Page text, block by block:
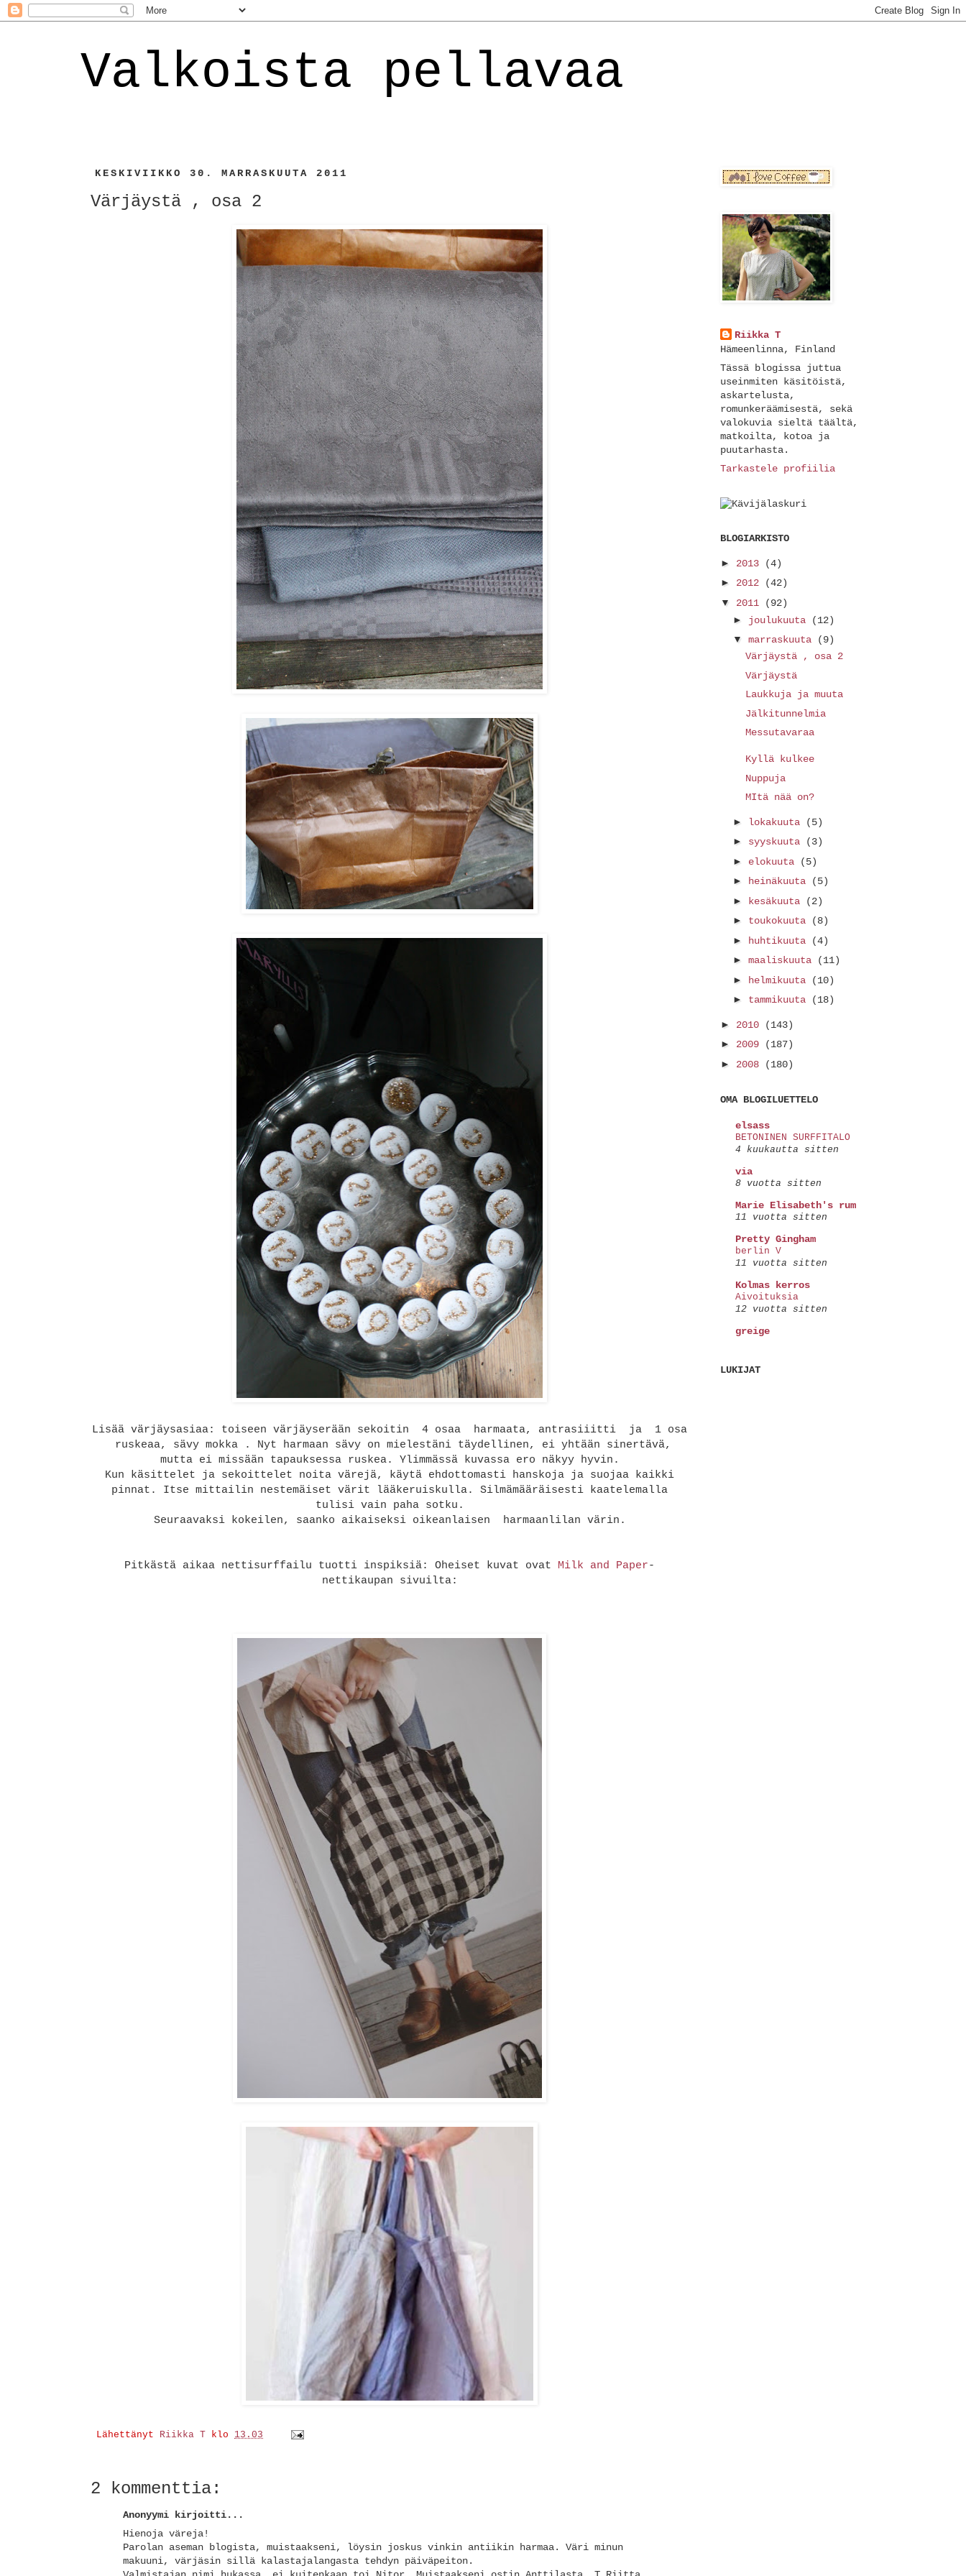
Valkoista pellavaa
KESKIVIIKKO 30. MARRASKUUTA 2011
Värjäystä , osa 2
Lisää värjäysasiaa: toiseen värjäyserään sekoitin 4 osaa harmaata, antrasiiitti ja 1 osa
ruskeaa, sävy mokka . Nyt harmaan sävy on mielestäni täydellinen, ei yhtään sinertävä,
mutta ei missään tapauksessa ruskea. Ylimmässä kuvassa ero näkyy hyvin.
Kun käsittelet ja sekoittelet noita värejä, käytä ehdottomasti hanskoja ja suojaa kaikki
pinnat. Itse mittailin nestemäiset värit lääkeruiskulla. Silmämääräisesti kaatelemalla
tulisi vain paha sotku.
Seuraavaksi kokeilen, saanko aikaiseksi oikeanlaisen harmaanlilan värin.
Pitkästä aikaa nettisurffailu tuotti inspiksiä: Oheiset kuvat ovat Milk and Paper-
nettikaupan sivuilta:
Lähettänyt Riikka T klo 13.03
2 kommenttia:
Anonyymi kirjoitti...
Hienoja väreja!
Parolan aseman blogista, muistaakseni, löysin joskus vinkin antiikin harmaa. Väri minun
makuuni, värjäsin sillä kalastajalangasta tehdyn päiväpeiton.
Riikka T
Hämeenlinna, Finland
Tässä blogissa juttua
useinmiten käsitöistä,
askartelusta,
romunkeräämisestä, sekä
valokuvia sieltä täältä,
matkoilta, kotoa ja
puutarhasta.
Tarkastele profiilia
BLOGIARKISTO
► 2013
(4)
► 2012
(42)
▼ 2011
(92)
► joulukuuta
(12)
▼ marraskuuta
(9)
Värjäystä , osa 2
Värjäystä
Laukkuja ja muuta
Jälkitunnelmia
Messutavaraa
Kyllä kulkee
Nuppuja
MItä nää on?
► lokakuuta
(5)
► syyskuuta
(3)
► elokuuta
(5)
►
heinäkuuta
(5)
► kesäkuuta
(2)
► toukokuuta
(8)
► huhtikuuta
(4)
► maaliskuuta
(11)
► helmikuuta
(10)
► tammikuuta (18)
► 2010
(143)
► 2009
(187)
► 2008 (180)
OMA BLOGILUETTELO
elsass
BETONINEN SURFFITALO
4 kuukautta sitten
via
8 vuotta sitten
Marie Elisabeth's rum
11 vuotta sitten
Pretty Gingham
berlin V
11 vuotta sitten
Kolmas kerros
Aivoituksia
12 vuotta sitten
greige
LUKIJAT